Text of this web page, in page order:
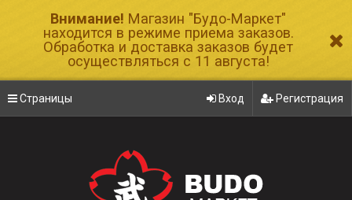
Внимание! Магазин "Будо-Маркет"
находится в режиме приема заказов.
Обработка и доставка заказов будет
осуществляться с 11 августа!
Страницы Вход Регистрация